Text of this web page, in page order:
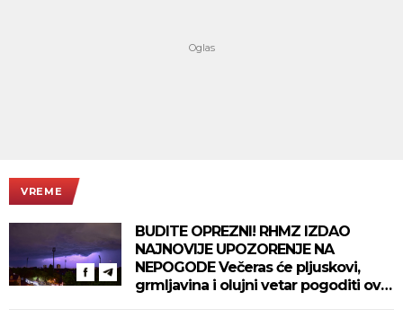
VREME
BUDITE OPREZNI! RHMZ IZDAO
NAJNOVIJE UPOZORENJE NA
NEPOGODE Večeras će pljuskovi,
grmljavina i olujni vetar pogoditi ove